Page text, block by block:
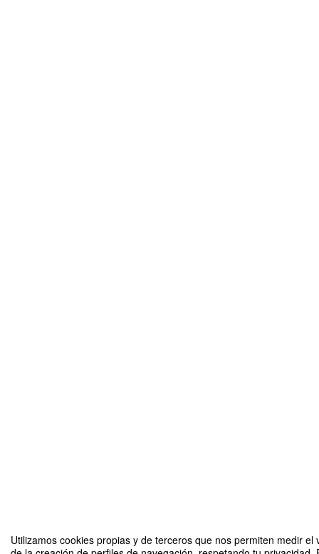
Utilizamos cookies propias y de terceros que nos permiten medir